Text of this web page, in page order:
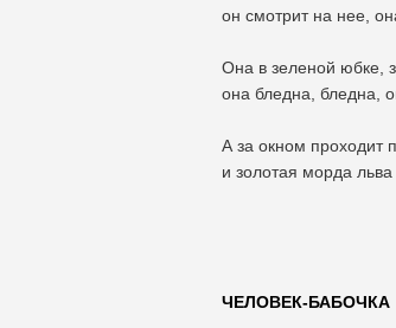
он смотрит на нее,
Она в зеленой юбке,
она бледна, бледна,
А за окном проходит
и золотая морда льва
ЧЕЛОВЕК-БАБОЧКА